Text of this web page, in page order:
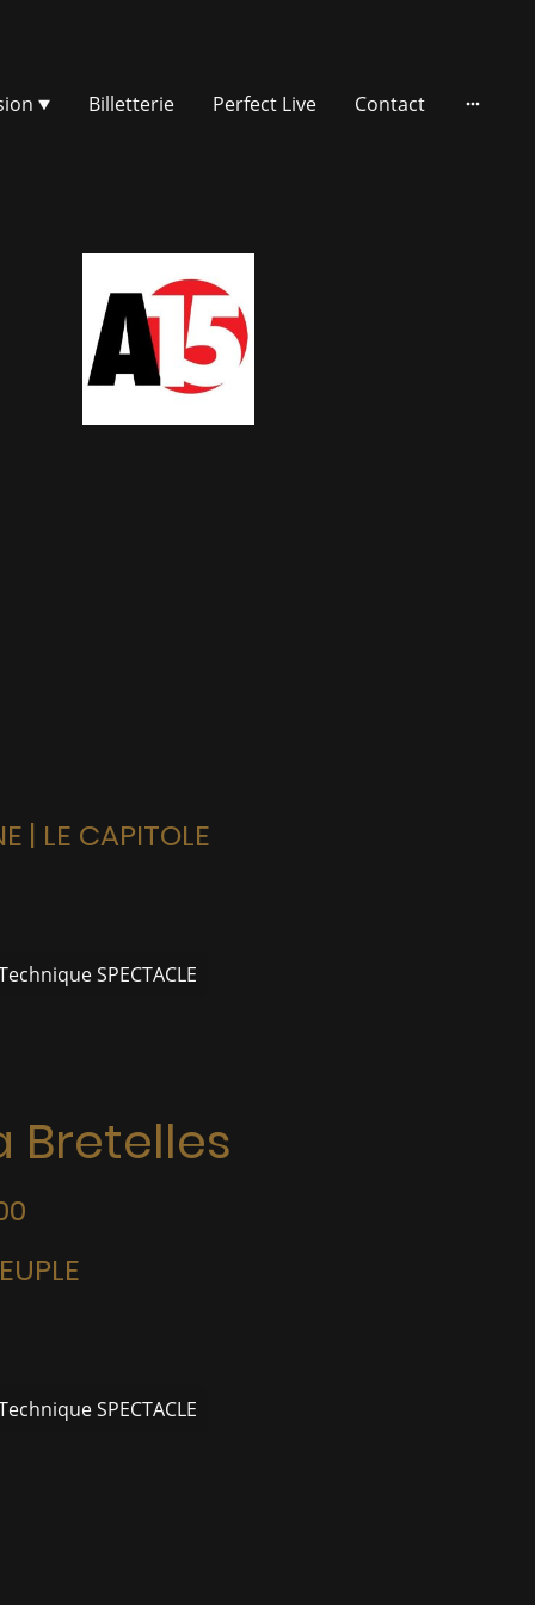
Billetterie Perfect Live Contact
| LE CAPITOLE
SPECTACLE
Bretelles
SPECTACLE